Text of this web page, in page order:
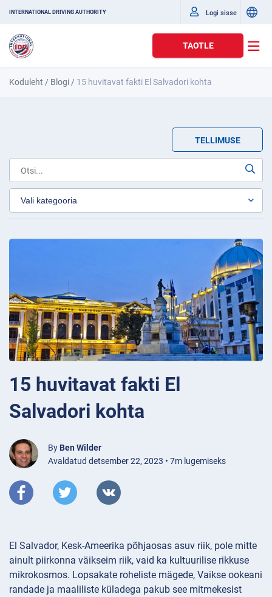
INTERNATIONAL DRIVING AUTHORITY Logi sisse
TAOTLE
Koduleht / Blogi / 15 huvitavat fakti El Salvadori kohta
TELLIMUSE
15 huvitavat fakti El
Salvadori kohta
By Ben Wilder
Avaldatud detsember 22, 2023 • 7m lugemiseks
El Salvador, Kesk-Ameerika põhjaosas asuv riik, pole mitte
ainult piirkonna väikseim riik, vaid ka kultuurilise rikkuse
mikrokosmos. Lopsakate roheliste mägede, Vaikse ookeani
randade ja maaliliste küladega pakub see mitmekesist